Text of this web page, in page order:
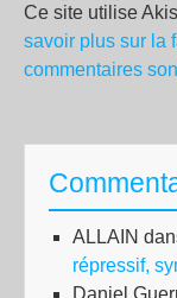
Ce site utilise
savoir plus sur la
commentaires
ALLAIN
répressif,
Daniel